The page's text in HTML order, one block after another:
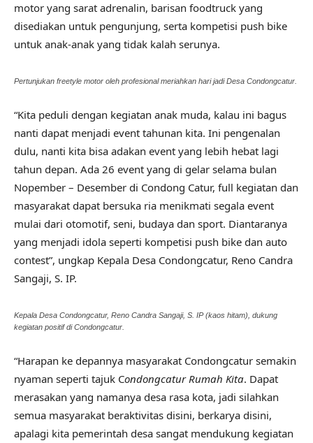
motor yang sarat adrenalin, barisan foodtruck yang
disediakan untuk pengunjung, serta kompetisi push bike
untuk anak-anak yang tidak kalah serunya.
Pertunjukan freetyle motor oleh profesional meriahkan hari jadi Desa Condongcatur.
“Kita peduli dengan kegiatan anak muda, kalau ini bagus
nanti dapat menjadi event tahunan kita. Ini pengenalan
dulu, nanti kita bisa adakan event yang lebih hebat lagi
tahun depan. Ada 26 event yang di gelar selama bulan
Nopember – Desember di Condong Catur, full kegiatan dan
masyarakat dapat bersuka ria menikmati segala event
mulai dari otomotif, seni, budaya dan sport. Diantaranya
yang menjadi idola seperti kompetisi push bike dan auto
contest”, ungkap Kepala Desa Condongcatur, Reno Candra
Sangaji, S. IP.
Kepala Desa Condongcatur, Reno Candra Sangaji, S. IP (kaos hitam), dukung
kegiatan positif di Condongcatur.
“Harapan ke depannya masyarakat Condongcatur semakin
nyaman seperti tajuk Condongcatur Rumah Kita. Dapat
merasakan yang namanya desa rasa kota, jadi silahkan
semua masyarakat beraktivitas disini, berkarya disini,
apalagi kita pemerintah desa sangat mendukung kegiatan